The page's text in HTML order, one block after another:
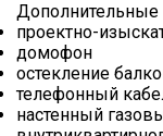
проектно-
домофон
остекление
телефонный
настенный